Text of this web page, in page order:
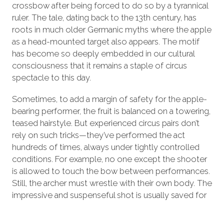
crossbow after being forced to do so by a tyrannical
ruler. The tale, dating back to the 13th century, has
roots in much older Germanic myths where the apple
as a head-mounted target also appears. The motif
has become so deeply embedded in our cultural
consciousness that it remains a staple of circus
spectacle to this day.
Sometimes, to add a margin of safety for the apple-
bearing performer, the fruit is balanced on a towering,
teased hairstyle. But experienced circus pairs don’t
rely on such tricks—they’ve performed the act
hundreds of times, always under tightly controlled
conditions. For example, no one except the shooter
is allowed to touch the bow between performances.
Still, the archer must wrestle with their own body. The
impressive and suspenseful shot is usually saved for